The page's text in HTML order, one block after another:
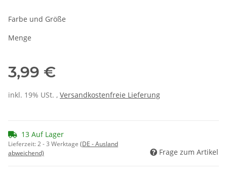
Farbe und Größe
Menge
3,99 €
inkl. 19% USt. , Versandkostenfreie Lieferung
13 Auf Lager
Lieferzeit:2 - 3 Werktage (DE - Ausland
abweichend)
Frage zum Artikel